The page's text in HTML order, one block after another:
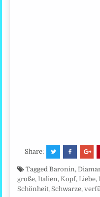
Share:
TaggedBaronin,
große,Italien,Kopf,Liebe,
Schönheit, Schwarze,